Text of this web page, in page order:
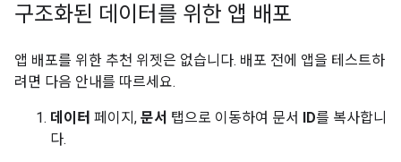
구조화된 데이터를 위한 앱 배포
앱 배포를 위한 추천 위젯은 없습니다. 배포 전에 앱을 테스트하
려면 다음 안내를 따르세요.
데이터 페이지, 문서 탭으로 이동하여 문서 ID를 복사합니
다.